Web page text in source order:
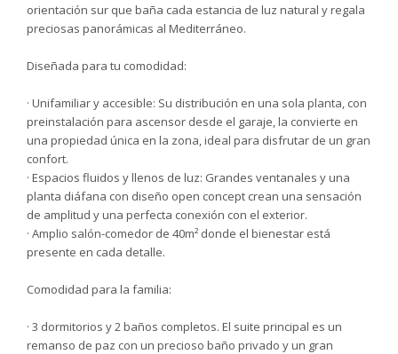
orientación sur que baña cada estancia de luz natural y regala
preciosas panorámicas al Mediterráneo.
Diseñada para tu comodidad:
· Unifamiliar y accesible: Su distribución en una sola planta, con
preinstalación para ascensor desde el garaje, la convierte en
una propiedad única en la zona, ideal para disfrutar de un gran
confort.
· Espacios fluidos y llenos de luz: Grandes ventanales y una
planta diáfana con diseño open concept crean una sensación
de amplitud y una perfecta conexión con el exterior.
· Amplio salón-comedor de 40m² donde el bienestar está
presente en cada detalle.
Comodidad para la familia:
· 3 dormitorios y 2 baños completos. El suite principal es un
remanso de paz con un precioso baño privado y un gran